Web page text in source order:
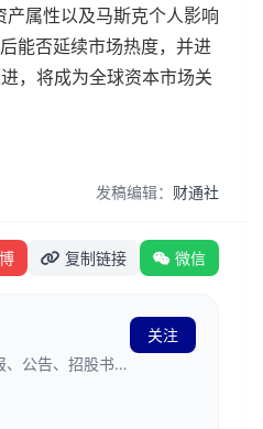
属性以及马斯克个人影响
能否延续市场热度，并进
，将成为全球资本市场关
发稿编辑： 财通社
复制链接 微信
公告、招股书。
关注